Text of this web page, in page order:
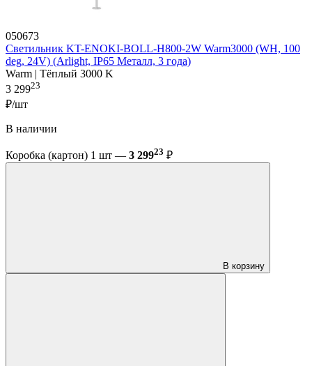
050673
Светильник KT-ENOKI-BOLL-H800-2W Warm3000 (WH, 100
deg, 24V) (Arlight, IP65 Металл, 3 года)
Warm | Тёплый 3000 K
3 29923
₽/шт
В наличии
Коробка (картон) 1 шт — 3 29923 ₽
В корзину